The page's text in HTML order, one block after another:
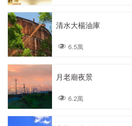
清水大楊油庫
6.5萬
月老廟夜景
6.2萬